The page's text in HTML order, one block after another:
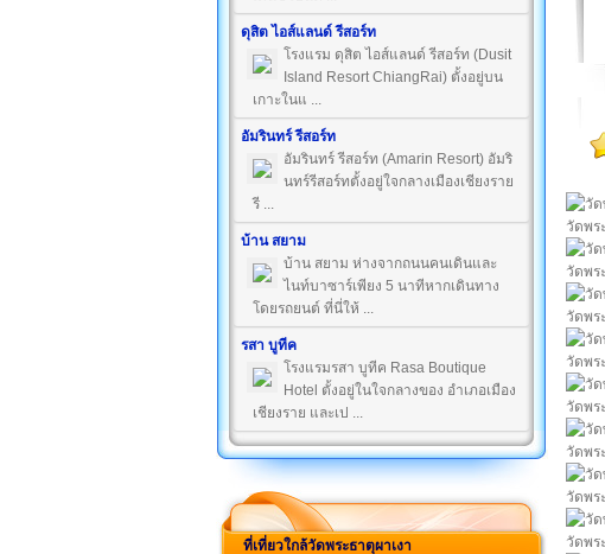
ดุสิต ไอส์แลนด์ รีสอร์ท
โรงแรม ดุสิต ไอส์แลนด์ รีสอร์ท (Dusit
Island Resort ChiangRai) ตั้งอยู่บน
เกาะในแ ...
อัมรินทร์ รีสอร์ท
อัมรินทร์ รีสอร์ท (Amarin Resort) อัมริ
นทร์รีสอร์ทตั้งอยู่ใจกลางเมืองเชียงราย
รี ...
บ้าน สยาม
บ้าน สยาม ห่างจากถนนคนเดินและ
ไนท์บาซาร์เพียง 5 นาทีหากเดินทาง
โดยรถยนต์ ที่นี่ให้ ...
รสา บูทีค
โรงแรมรสา บูทีค Rasa Boutique
Hotel ตั้งอยู่ในใจกลางของ อำเภอเมือง
เชียงราย และเป ...
ที่เที่ยวใกล้วัดพระธาตุผาเงา
วัดพร
วัดพร
วัดพร
วัดพร
วัดพร
วัดพร
วัดพร
วัดพร